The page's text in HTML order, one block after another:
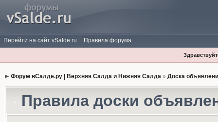
Перейти на сайт vSalde.ru Правила форума
Форум вСалде.ру | Верхняя Салда и Нижняя Салда» Доска
Правила доски